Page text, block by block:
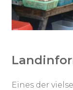
Eines der